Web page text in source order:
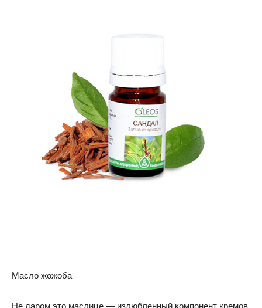
Масло жожоба
Не даром это маслице — излюбленный компонент кремов,